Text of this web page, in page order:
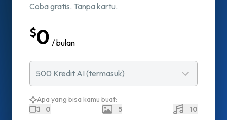
Coba gratis. Tanpa kartu.
$0 / bulan
500 Kredit AI (termasuk)
Apa yang bisa kamu buat:
0
5 10